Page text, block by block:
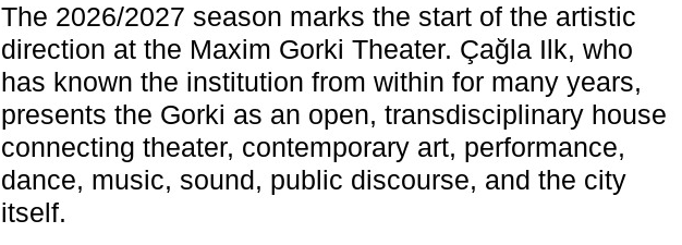
The 2026/2027 season marks the start of the artistic
direction at the Maxim Gorki Theater. Çağla Ilk, who
has known the institution from within for many years,
presents the Gorki as an open, transdisciplinary house
connecting theater, contemporary art, performance,
dance, music, sound, public discourse, and the city
itself.